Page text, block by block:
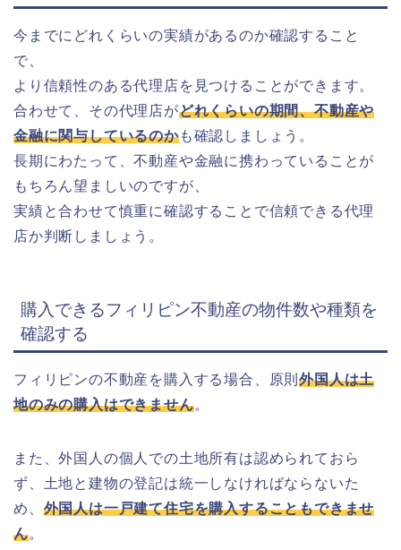
今までにどれくらいの実績があるのか確認すること
で、
より信頼性のある代理店を見つけることができます。
合わせて、その代理店がどれくらいの期間、不動産や
金融に関与しているのかも確認しましょう。
長期にわたって、不動産や金融に携わっていることが
もちろん望ましいのですが、
実績と合わせて慎重に確認することで信頼できる代理
店か判断しましょう。
購入できるフィリピン不動産の物件数や種類を
確認する
フィリピンの不動産を購入する場合、原則外国人は土
地のみの購入はできません。
また、外国人の個人での土地所有は認められておら
ず、土地と建物の登記は統一しなければならないた
め、 外国人は一戸建て住宅を購入することもできませ
ん。